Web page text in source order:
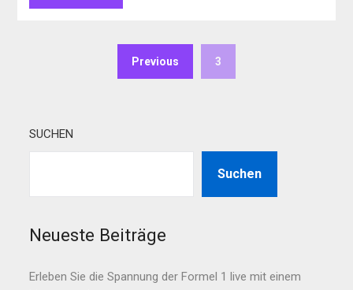
Previous 3
SUCHEN
Suchen
Neueste Beiträge
Erleben Sie die Spannung der Formel 1 live mit einem